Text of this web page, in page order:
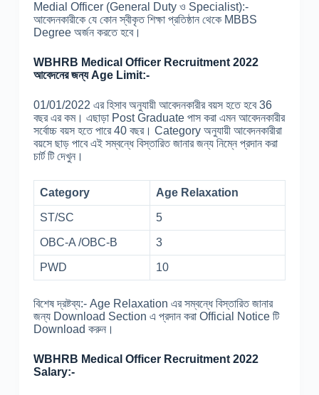
Medial Officer (General Duty ও Specialist):-
আবেদনকারীকে যে কোন স্বীকৃত শিক্ষা প্রতিষ্ঠান থেকে MBBS
Degree অর্জন করতে হবে।
WBHRB Medical Officer Recruitment 2022
আবেদনের জন্য Age Limit:-
01/01/2022 এর হিসাব অনুযায়ী আবেদনকারীর বয়স হতে হবে 36
বছর এর কম। এছাড়া Post Graduate পাস করা এমন আবেদনকারীর
সর্বোচ্চ বয়স হতে পারে 40 বছর। Category অনুযায়ী আবেদনকারীরা
বয়সে ছাড় পাবে এই সম্বন্ধে বিস্তারিত জানার জন্য নিম্নে প্রদান করা
চার্ট টি দেখুন।
Category Age Relaxation
ST/SC 5
OBC-A /OBC-B 3
PWD 10
বিশেষ দ্রষ্টব্য:- Age Relaxation এর সম্বন্ধে বিস্তারিত জানার
জন্য Download Section এ প্রদান করা Official Notice টি
Download করুন।
WBHRB Medical Officer Recruitment 2022
Salary:-